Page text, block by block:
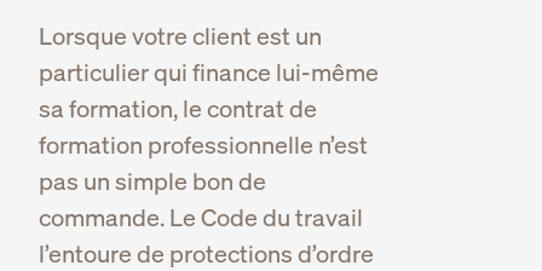
Lorsque votre client est un
particulier qui finance lui-même
sa formation, le contrat de
formation professionnelle n’est
pas un simple bon de
commande. Le Code du travail
l’entoure de protections d’ordre